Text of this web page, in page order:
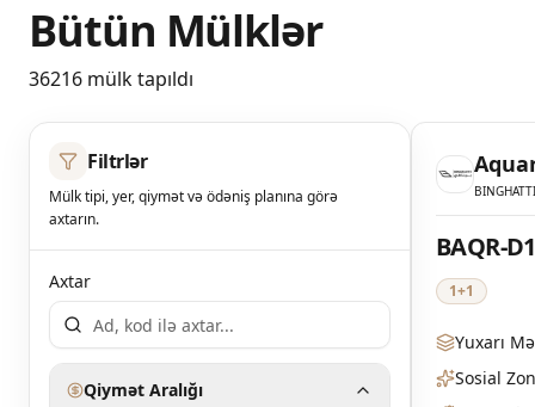
Bütün Mülklər
36216 mülk tapıldı
Filtrlər
Mülk tipi, yer, qiymət və ödəniş planına görə
axtarın.
Axtar
Qiymət Aralığı
BINGHATTI
BAQR-
1+1
Yuxarı
Sosial